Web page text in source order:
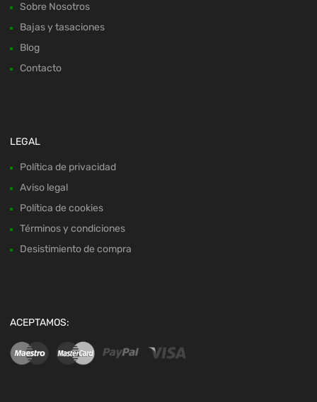
Sobre Nosotros
Bajas y tasaciones
Blog
Contacto
LEGAL
Política de privacidad
Aviso legal
Política de cookies
Términos y condiciones
Desistimiento de compra
ACEPTAMOS: